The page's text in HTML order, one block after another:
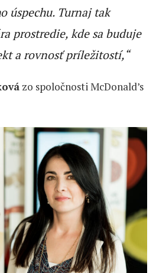
úspechu. Turnaj tak
prostredie, kde sa buduje
a rovnosť príležitostí,“
zo spoločnosti McDonald’s